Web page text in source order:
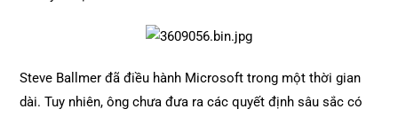
Steve Ballmer đã điều hành Microsoft trong một thời gian
dài. Tuy nhiên, ông chưa đưa ra các quyết định sâu sắc có